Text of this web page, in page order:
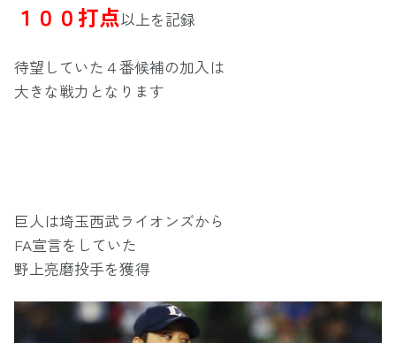
１００打点以上を記録
待望していた４番候補の加入は
大きな戦力となります
巨人は埼玉西武ライオンズから
FA宣言をしていた
野上亮磨投手を獲得